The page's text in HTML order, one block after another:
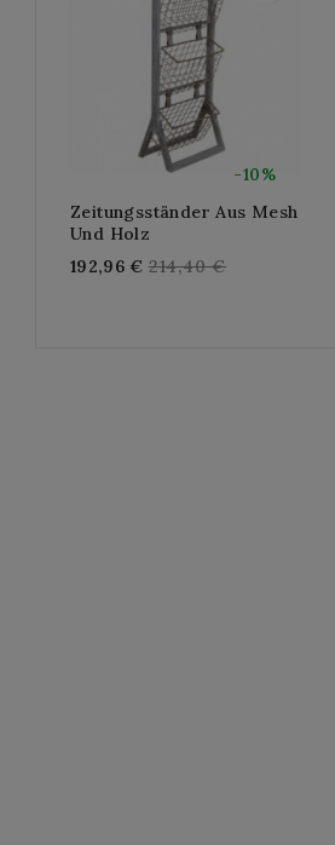
-10%
Zeitungsständer Aus Mesh
Und Holz
192,96 € Regular
214,40 €